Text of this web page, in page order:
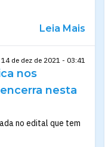
Leia Mais
de dez de 2021 - 03:41
nos
nesta
no edital que tem